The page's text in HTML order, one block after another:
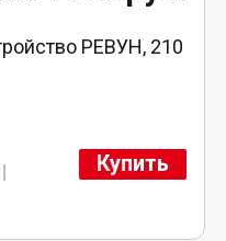
РЕВУН, 210
Купить